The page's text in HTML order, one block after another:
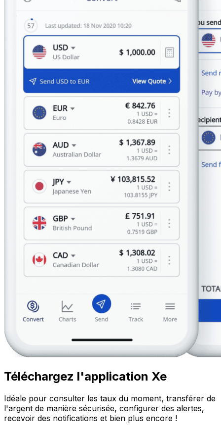
Téléchargez l'application Xe
Idéale pour consulter les taux du moment, transférer de
l'argent de manière sécurisée, configurer des alertes,
recevoir des notifications et bien plus encore !